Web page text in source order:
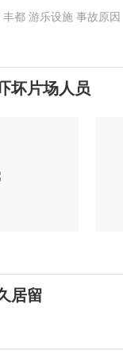
丰都 游乐设施 事故原因
坏片场人员
居留